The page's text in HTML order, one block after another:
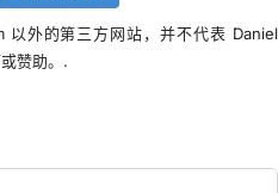
以外的第三方网站，并不代表 Daniel
赞助。.